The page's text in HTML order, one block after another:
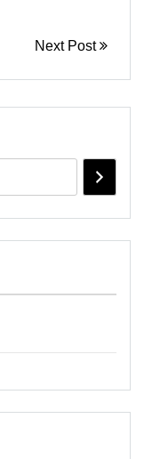
Next Post